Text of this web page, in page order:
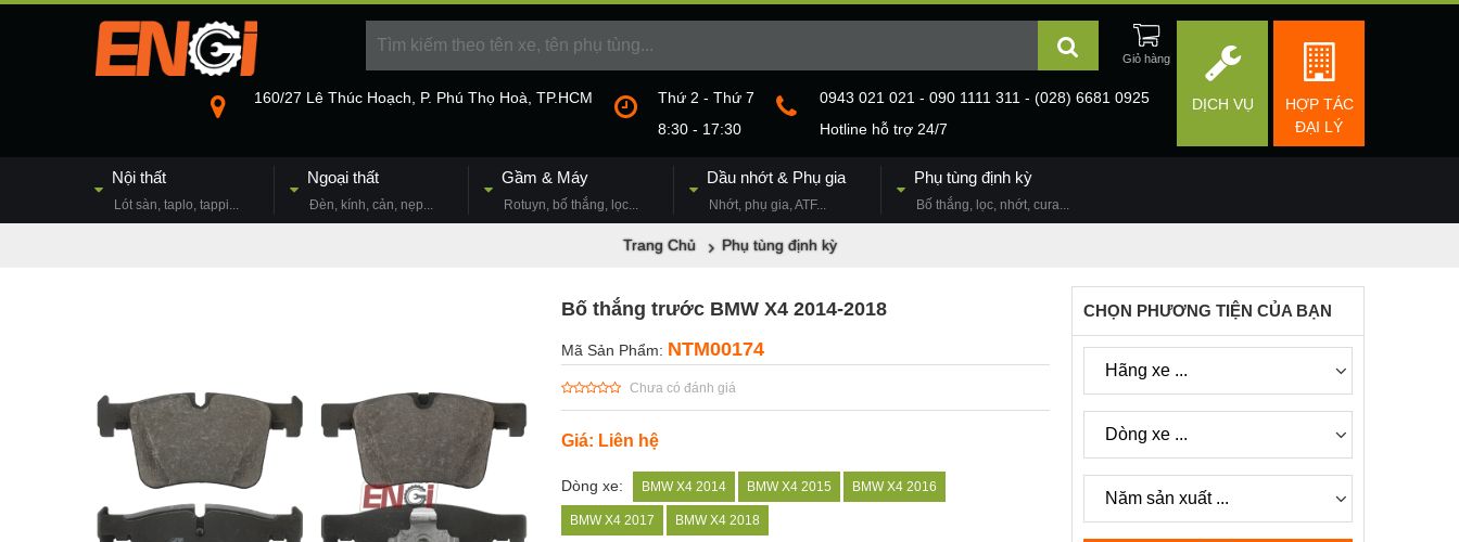
HỢP TÁC
ĐẠI LÝ
DỊCH VỤ
160/27 Lê Thúc Hoạch, P. Phú Thọ Hoà, TP.HCM
Thứ 2 - Thứ 7
8:30 - 17:30
0943 021 021 - 090 1111 311 - (028) 6681 0925
Hotline hỗ trợ 24/7
Nội thất
Lót sàn, taplo, tappi...
Ngoại thất
Đèn, kính, cản, nẹp...
Gầm & Máy
Rotuyn, bố thắng, lọc...
Dầu nhớt & Phụ gia
Nhớt, phụ gia, ATF...
Phụ tùng định kỳ
Bố thắng, lọc, nhớt, cura...
Trang Chủ Phụ tùng định kỳ
Bố thắng trước BMW X4 2014-2018
Mã Sản Phẩm: NTM00174
Chưa có đánh giá
Giá: Liên hệ
Dòng xe: BMW X4 2014 BMW X4 2015 BMW X4 2016
BMW X4 2017 BMW X4 2018
CHỌN PHƯƠNG TIỆN CỦA BẠN